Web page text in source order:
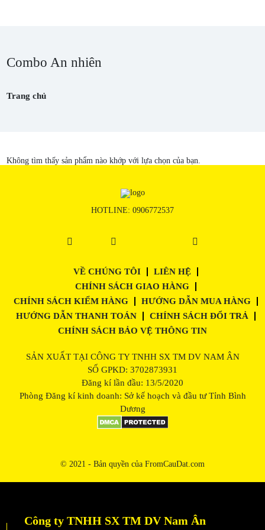
Combo An nhiên
Trang chủ
Không tìm thấy sản phẩm nào khớp với lựa chọn của bạn.
HOTLINE: 0906772537
VỀ CHÚNG TÔI
LIÊN HỆ
CHÍNH SÁCH GIAO HÀNG
CHÍNH SÁCH KIỂM HÀNG
HƯỚNG DẪN MUA HÀNG
HƯỚNG DẪN THANH TOÁN
CHÍNH SÁCH ĐỔI TRẢ
CHÍNH SÁCH BẢO VỆ THÔNG TIN
SẢN XUẤT TẠI CÔNG TY TNHH SX TM DV NAM ÂN
SỐ GPKD: 3702873931
Đăng kí lần đầu: 13/5/2020
Phòng Đăng kí kinh doanh: Sở kế hoạch và đầu tư Tỉnh Bình
Dương
© 2021 - Bản quyền của FromCauDat.com
Công ty TNHH SX TM DV Nam Ân